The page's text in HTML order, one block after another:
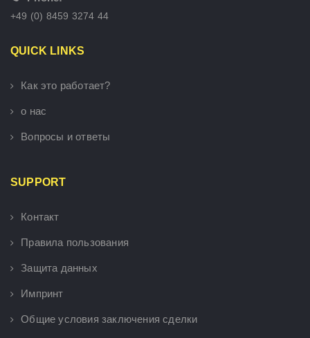
+49 (0) 8459 3274 44
QUICK LINKS
Как это работает?
о нас
Вопросы и ответы
SUPPORT
Контакт
Правила пользования
Защита данных
Импринт
Общие условия заключения сделки